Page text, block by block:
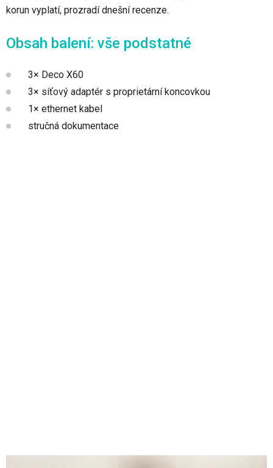
korun vyplatí, prozradí dnešní recenze.
Obsah balení: vše podstatné
3× Deco X60
3× síťový adaptér s proprietární koncovkou
1× ethernet kabel
stručná dokumentace